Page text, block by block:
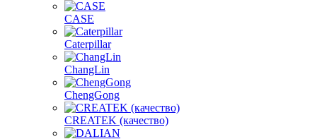
CASE
Caterpillar
ChangLin
ChengGong
CREATEK (качество)